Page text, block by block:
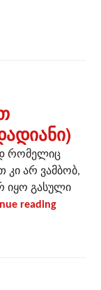
შესახებ
რომელიც
კი არ ვამბობ,
იყო გასული
reading